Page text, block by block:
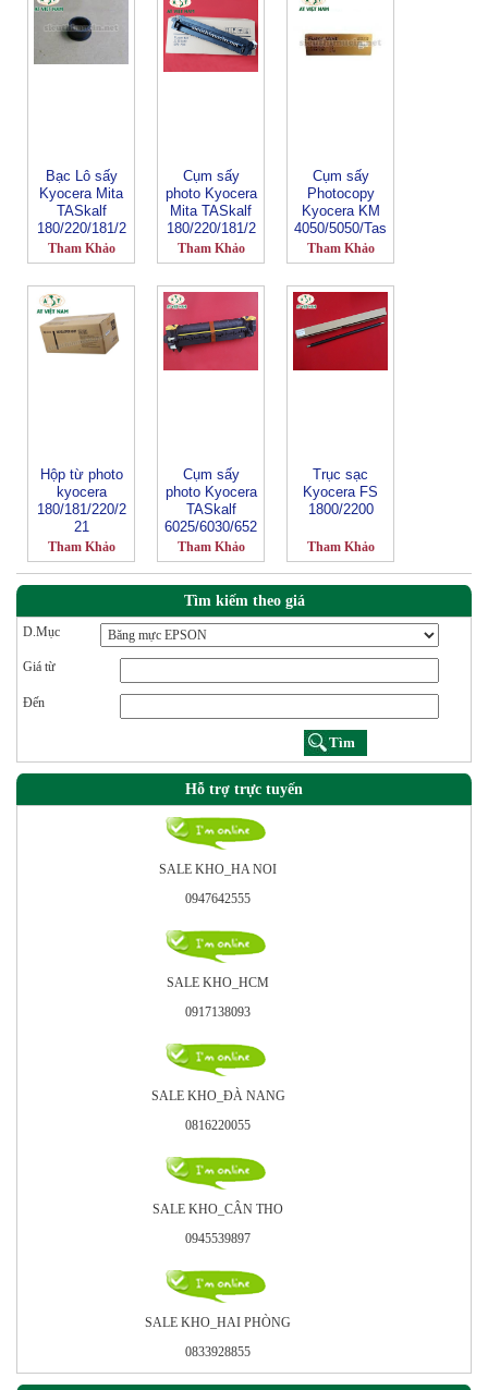
Bạc Lô sấy
Kyocera Mita
TASkalf
180/220/181/2
21
Tham Khảo
Cụm sấy
photo Kyocera
Mita TASkalf
180/220/181/2
21
Tham Khảo
Cụm sấy
Photocopy
Kyocera KM
4050/5050/Tas
kalfa 420i/450i
Tham Khảo
Hộp từ photo
kyocera
180/181/220/2
21
Tham Khảo
Cụm sấy
photo Kyocera
TASkalf
6025/6030/652
5/6530
Tham Khảo
Trục sạc
Kyocera FS
1800/2200
Tham Khảo
Tìm kiếm theo giá
D.Mục
Giá từ
Đến
Hỗ trợ trực tuyến
SALE KHO_HA NOI
0947642555
SALE KHO_HCM
0917138093
SALE KHO_ÐÀ NANG
0816220055
SALE KHO_CÂN THO
0945539897
SALE KHO_HAI PHÒNG
0833928855